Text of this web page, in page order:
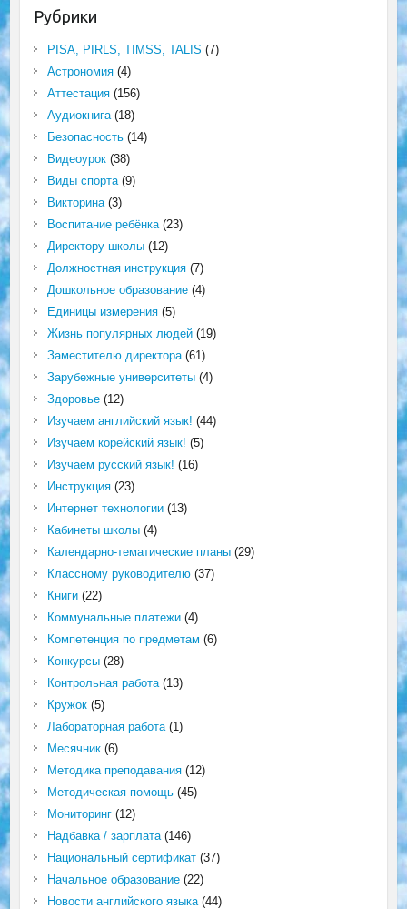
Рубрики
PISA, PIRLS, TIMSS, TALIS (7)
Астрономия(4)
Аттестация(156)
Аудиокнига(18)
Безопасность(14)
Видеоурок(38)
Виды спорта(9)
Викторина(3)
Воспитание ребёнка(23)
Директору школы(12)
Должностная инструкция(7)
Дошкольное образование(4)
Единицы измерения(5)
Жизнь популярных людей(19)
Заместителю директора(61)
Зарубежные университеты(4)
Здоровье(12)
Изучаем английский язык! (44)
Изучаем корейский язык! (5)
Изучаем русский язык! (16)
Инструкция(23)
Интернет технологии(13)
Кабинеты школы(4)
Календарно-тематические планы(29)
Классному руководителю(37)
Книги(22)
Коммунальные платежи(4)
Компетенция по предметам (6)
Конкурсы(28)
Контрольная работа(13)
Кружок(5)
Лабораторная работа(1)
Месячник(6)
Методика преподавания(12)
Методическая помощь(45)
Мониторинг(12)
Надбавка / зарплата(146)
Национальный сертификат(37)
Начальное образование(22)
Новости английского языка(44)